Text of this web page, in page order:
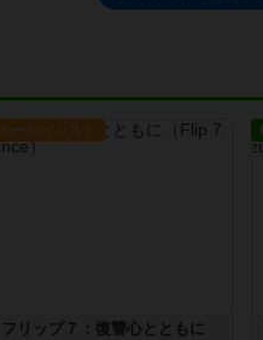
ルール/インスト
フリップ７：復讐心とともに